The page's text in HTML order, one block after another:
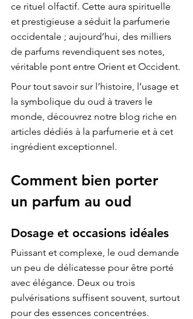
ce rituel olfactif. Cette aura spirituelle
et prestigieuse a séduit la parfumerie
occidentale ; aujourd’hui, des milliers
de parfums revendiquent ses notes,
véritable pont entre Orient et Occident.
Pour tout savoir sur l’histoire, l’usage et
la symbolique du oud à travers le
monde, découvrez notre blog riche en
articles dédiés à la parfumerie et à cet
ingrédient exceptionnel.
Comment bien porter
un parfum au oud
Dosage et occasions idéales
Puissant et complexe, le oud demande
un peu de délicatesse pour être porté
avec élégance. Deux ou trois
pulvérisations suffisent souvent, surtout
pour des essences concentrées.